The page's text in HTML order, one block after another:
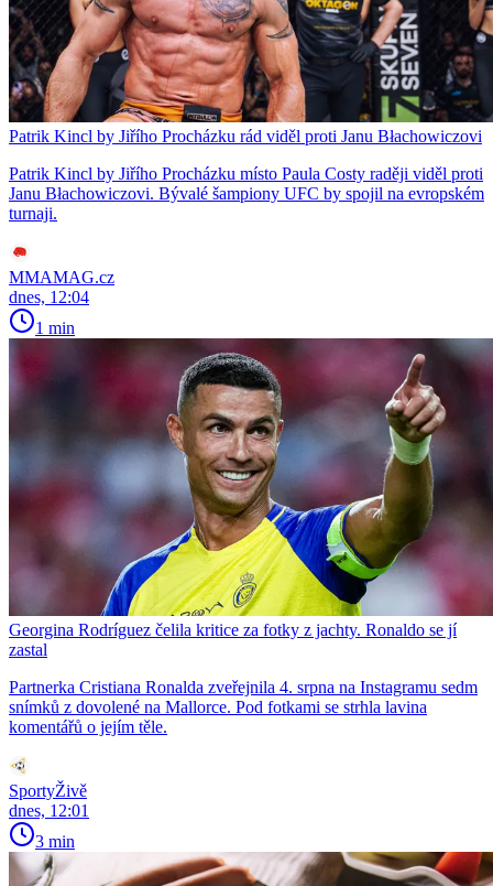
Patrik Kincl by Jiřího Procházku rád viděl proti Janu Błachowiczovi
Patrik Kincl by Jiřího Procházku místo Paula Costy raději viděl proti
Janu Błachowiczovi. Bývalé šampiony UFC by spojil na evropském
turnaji.
MMAMAG.cz
dnes, 12:04
1 min
Georgina Rodríguez čelila kritice za fotky z jachty. Ronaldo se jí
zastal
Partnerka Cristiana Ronalda zveřejnila 4. srpna na Instagramu sedm
snímků z dovolené na Mallorce. Pod fotkami se strhla lavina
komentářů o jejím těle.
SportyŽivě
dnes, 12:01
3 min